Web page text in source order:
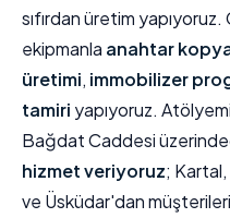
sıfırdan üretim
ekipmanla anahtar
üretimi, immobilizer
tamiri yapıyoruz.
Bağdat Caddesi
hizmet veriyoruz;
ve Üsküdar'dan